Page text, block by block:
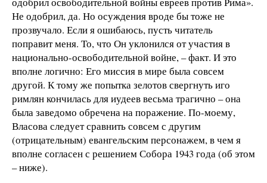
Не одобрил, да. Но осуждения вроде бы тоже не
прозвучало. Если я ошибаюсь, пусть читатель
поправит меня. То, что Он уклонился от участия в
национально-освободительной войне, – факт. И это
вполне логично: Его миссия в мире была совсем
другой. К тому же попытка зелотов свергнуть иго
римлян кончилась для иудеев весьма трагично – она
была заведомо обречена на поражение. По-моему,
Власова следует сравнить совсем с другим
(отрицательным) евангельским персонажем, в чем я
вполне согласен с решением Собора 1943 года (об этом
– ниже).